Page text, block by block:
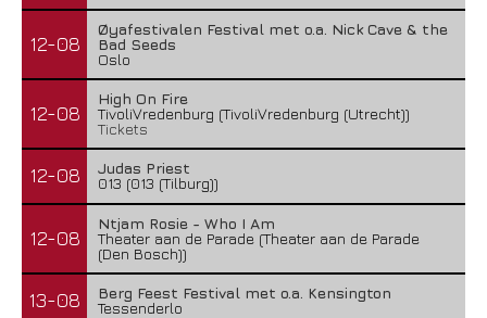
12-08
Øyafestivalen Festival met o.a. Nick Cave & the
Bad Seeds
Oslo
12-08
High On Fire
TivoliVredenburg (TivoliVredenburg (Utrecht))
Tickets
12-08
Judas Priest
013 (013 (Tilburg))
12-08
Ntjam Rosie - Who I Am
Theater aan de Parade (Theater aan de Parade
(Den Bosch))
13-08
Berg Feest Festival met o.a. Kensington
Tessenderlo